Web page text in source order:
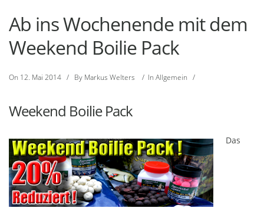
Ab ins Wochenende mit dem
Weekend Boilie Pack
On 12. Mai 2014 / By Markus Welters / In Allgemein /
Weekend Boilie Pack
Das